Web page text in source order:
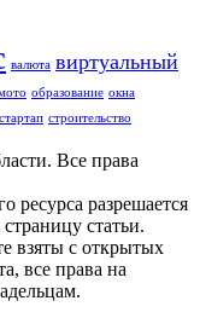
валюта виртуальный
образование окна
стартап строительство
Все права
ресурса разрешается
статьи.
взяты с открытых
все права на